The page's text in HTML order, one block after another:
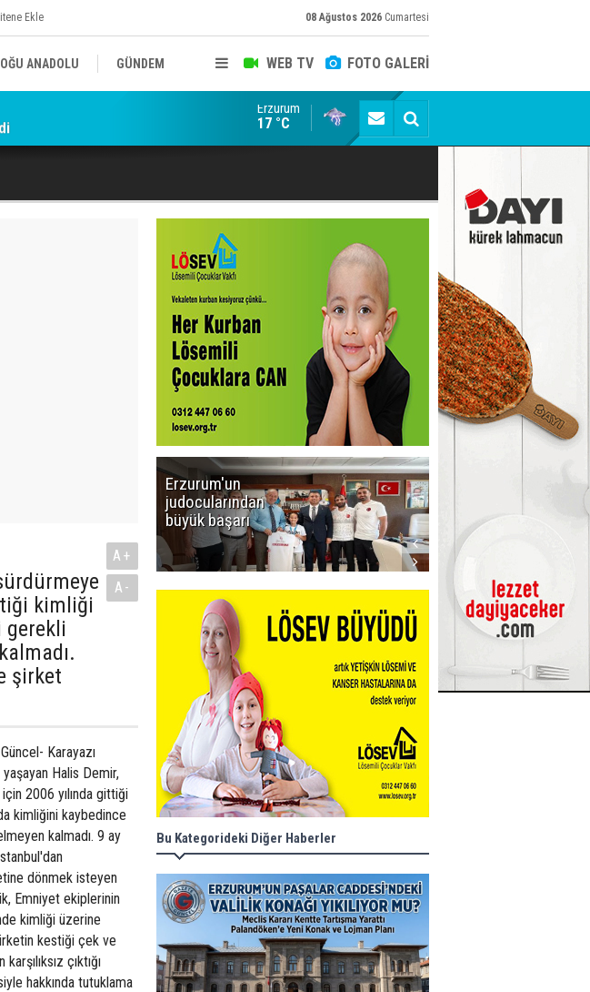
Ekle 08 Ağustos 2026 Cumartesi
WEB TV FOTO GALERİ
ANADOLU GÜNDEM
Konuşanlar'a katıldı, söyledikleri başına iş açtı!
Erzurum
17 °C
kimliği
şirket
A+
A-
Karayazı
Halis Demir,
2006 yılında gittiği
kimliğini kaybedince
kalmadı. 9 ay
dönmek isteyen
Emniyet ekiplerinin
kimliği üzerine
kestiği çek ve
çıktığı
hakkında tutuklama
Erzurum'un
judocularından
büyük başarı
Bu Kategorideki Diğer Haberler